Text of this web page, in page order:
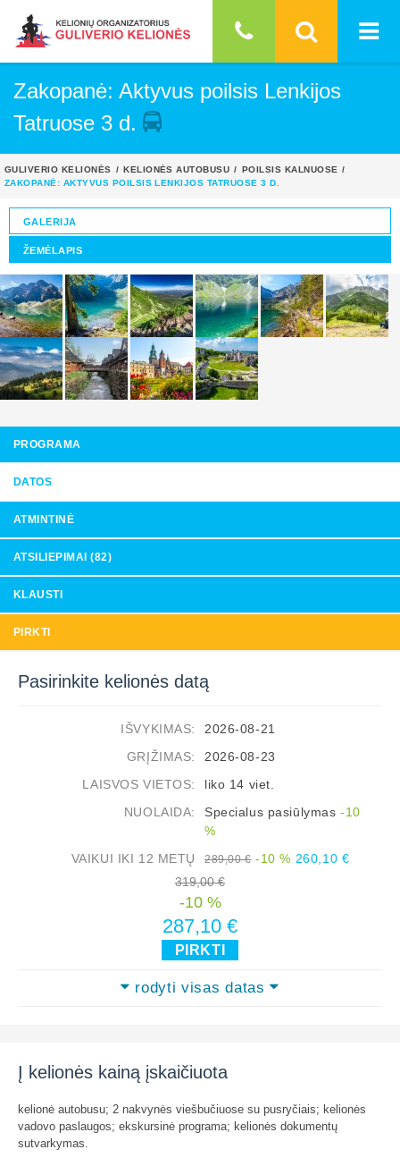
Zakopanė: Aktyvus poilsis Lenkijos
Tatruose 3 d.
GULIVERIO KELIONĖS KELIONĖS AUTOBUSU
POILSIS KALNUOSE
ZAKOPANĖ: AKTYVUS POILSIS LENKIJOS TATRUOSE 3 D.
GALERIJA
ŽEMĖLAPIS
PROGRAMA
DATOS
ATMINTINĖ
ATSILIEPIMAI (82)
KLAUSTI
PIRKTI
Pasirinkite kelionės datą
IŠVYKIMAS:
2026-08-21
GRĮŽIMAS:
2026-08-23
LAISVOS VIETOS:
liko 14 viet.
NUOLAIDA:
Specialus pasiūlymas-10
%
VAIKUI IKI 12 METŲ
289,00 € -10 % 260,10 €
319,00 €
-10 %
287,10 €
PIRKTI
rodyti visas datas
Į kelionės kainą įskaičiuota
kelionė autobusu; 2 nakvynės viešbučiuose su pusryčiais; kelionės
vadovo paslaugos; ekskursinė programa; kelionės dokumentų
sutvarkymas.